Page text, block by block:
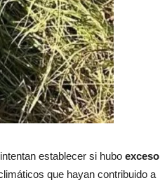
establecer si hubo exceso
que hayan contribuido a